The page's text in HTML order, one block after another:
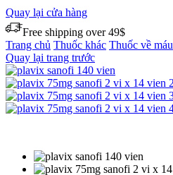
Quay lại cửa hàng
Free shipping over 49$
Trang chủ Thuốc khác Thuốc về máu
Quay lại trang trước